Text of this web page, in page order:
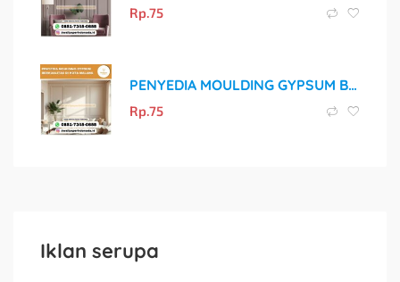
Rp.75
PENYEDIA MOULDING GYPSUM BERKUALITAS DI KOTA MALANG
Rp.75
Iklan serupa